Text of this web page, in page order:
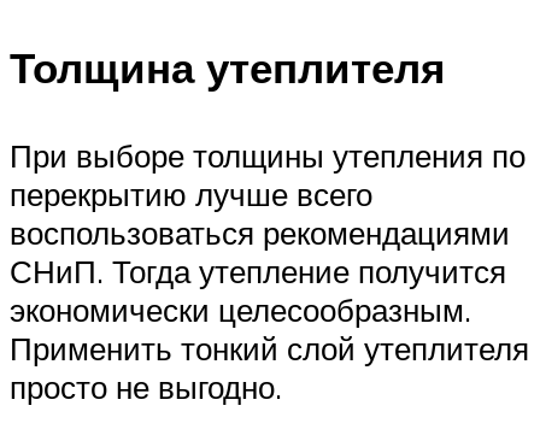
Толщина утеплителя
При выборе толщины утепления по
перекрытию лучше всего
воспользоваться рекомендациями
СНиП. Тогда утепление получится
экономически целесообразным.
Применить тонкий слой утеплителя
просто не выгодно.